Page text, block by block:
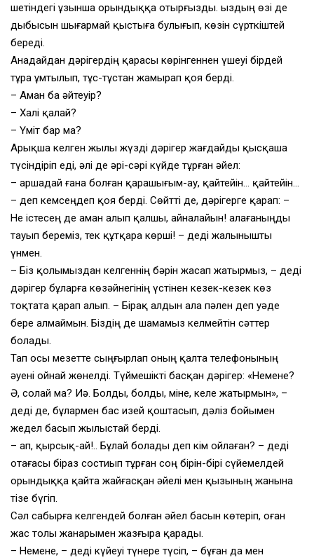
шетіндегі ұзынша орындыққа отырғызды. Қыздың өзі де
дыбысын шығармай қыстыға булығып, көзін сүрткіштей
береді.
Анадайдан дәрігердің қарасы көрінгеннен үшеуі бірдей
тұра ұмтылып, тұс-тұстан жамырап қоя берді.
– Аман ба әйтеуір?
– Халі қалай?
– Үміт бар ма?
Арықша келген жылы жүзді дәрігер жағдайды қысқаша
түсіндіріп еді, әлі де әрі-сәрі күйде тұрған әйел:
– Қаршадай ғана болған қарашығым-ау, қайтейін… қайтейін…
– деп кемсеңдеп қоя берді. Сөйтті де, дәрігерге қарап: –
Не істесең де аман алып қалшы, айналайын! Қалағаныңды
тауып береміз, тек құтқара көрші! – деді жалынышты
үнмен.
– Біз қолымыздан келгеннің бәрін жасап жатырмыз, – деді
дәрігер бұларға көзәйнегінің үстінен кезек-кезек көз
тоқтата қарап алып. – Бірақ алдын ала пәлен деп уәде
бере алмаймын. Біздің де шамамыз келмейтін сәттер
болады.
Тап осы мезетте сыңғырлап оның қалта телефонының
әуені ойнай жөнелді. Түймешікті басқан дәрігер: «Немене?
Ә, солай ма? Иә. Болды, болды, міне, келе жатырмын», –
деді де, бұлармен бас изей қоштасып, дәліз бойымен
жедел басып жылыстай берді.
– Қап, қырсық-ай!.. Бұлай болады деп кім ойлаған? – деді
отағасы біраз состиып тұрған соң бірін-бірі сүйемелдей
орындыққа қайта жайғасқан әйелі мен қызының жанына
тізе бүгіп.
Сәл сабырға келгендей болған әйел басын көтеріп, оған
жас толы жанарымен жазғыра қарады.
– Немене, – деді күйеуі түнере түсіп, – бұған да мен